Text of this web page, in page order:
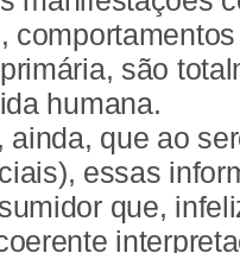
são
humana.
ainda, que ao
essas
que,